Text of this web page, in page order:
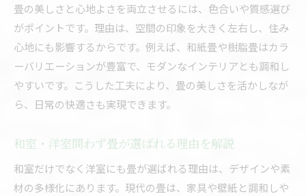
畳の魅力を知り快適な住まいを実現
畳校倉や美畳など注目素材の特徴を徹底解説
畳校倉・美畳など最新素材の魅力とは
セキスイ畳目積の特徴と選ぶポイント
美畳の使い勝手とデメリットのリアル
新素材畳が提案する快適な生活空間
畳素材ごとの特徴とその活かし方
長く美しさを保つ畳のインテリア実践アイデア
畳の美しさと心地よさを両立させるには、色合いや質感選び
がポイントです。理由は、空間の印象を大きく左右し、住み
心地にも影響するからです。例えば、和紙畳や樹脂畳はカラ
ーバリエーションが豊富で、モダンなインテリアとも調和し
やすいです。こうした工夫により、畳の美しさを活かしなが
ら、日常の快適さも実現できます。
和室・洋室問わず畳が選ばれる理由を解説
和室だけでなく洋室にも畳が選ばれる理由は、デザインや素
材の多様化にあります。現代の畳は、家具や壁紙と調和しや